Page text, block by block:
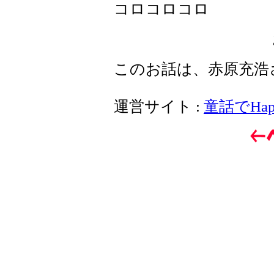
コロコロコロ
このお話は、赤原充
運営サイト : 童話で